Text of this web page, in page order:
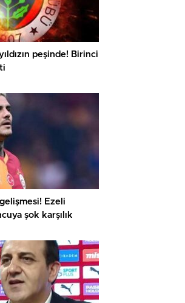
peşinde! Birinci
Ezeli
şok karşılık